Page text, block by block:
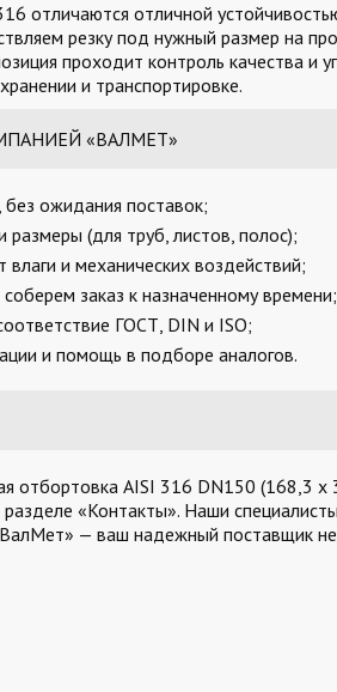
отличаются отличной
резку под нужный размер на
проходит контроль качества и
и транспортировке.
«ВАЛМЕТ»
ожидания поставок;
(для труб, листов, полос);
и механических воздействий;
заказ к назначенному времени;
ГОСТ, DIN и ISO;
и помощь в подборе аналогов.
отбортовка AISI 316 DN150 (168,3 x
«Контакты». Наши
— ваш надежный поставщик